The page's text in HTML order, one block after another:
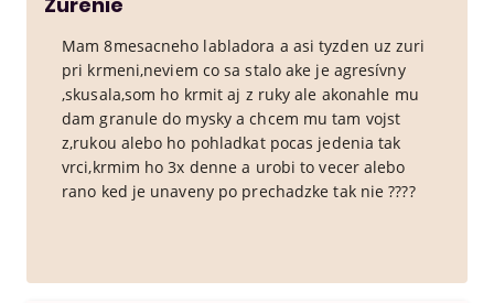
Mam 8mesacneho labladora a asi tyzden uz zuri
pri krmeni,neviem co sa stalo ake je agresívny
,skusala,som ho krmit aj z ruky ale akonahle mu
dam granule do mysky a chcem mu tam vojst
z,rukou alebo ho pohladkat pocas jedenia tak
vrci,krmim ho 3x denne a urobi to vecer alebo
rano ked je unaveny po prechadzke tak nie ????